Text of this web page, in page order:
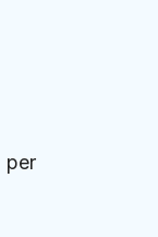
per